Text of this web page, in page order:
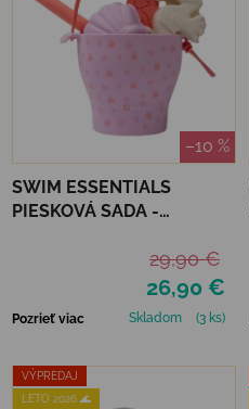
–10 %
SWIM ESSENTIALS
PIESKOVÁ SADA -
26,90 €
29,90 €
Pozrieť viac Skladom (3 ks)
VÝPREDAJ
LETO 2026 🌊